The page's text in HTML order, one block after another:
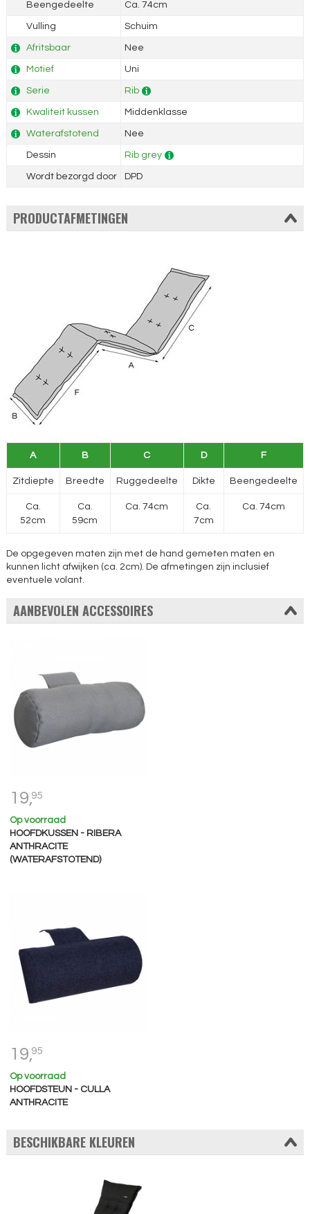
Beengedeelte Ca. 74cm
Vulling Schuim
Afritsbaar Nee
Motief Uni
Serie Rib
Kwaliteit kussen Middenklasse
Waterafstotend Nee
Dessin Rib grey
Wordt bezorgd door DPD
PRODUCTAFMETINGEN
A B C D F
Zitdiepte Breedte Ruggedeelte Dikte Beengedeelte
Ca.
52cm
Ca.
59cm
Ca. 74cm
Ca.
7cm
Ca. 74cm
De opgegeven maten zijn met de hand gemeten maten en
kunnen licht afwijken (ca. 2cm). De afmetingen zijn inclusief
eventuele volant.
AANBEVOLEN ACCESSOIRES
19,95
Op voorraad
HOOFDKUSSEN - RIBERA
ANTHRACITE
(WATERAFSTOTEND)
19,95
Op voorraad
HOOFDSTEUN - CULLA
ANTHRACITE
BESCHIKBARE KLEUREN